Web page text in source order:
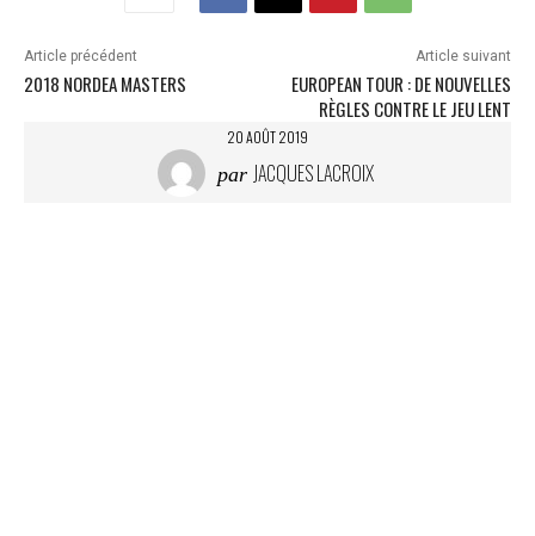
Article précédent
2018 NORDEA MASTERS
Article suivant
EUROPEAN TOUR : DE NOUVELLES
RÈGLES CONTRE LE JEU LENT
20 AOÛT 2019
par JACQUES LACROIX